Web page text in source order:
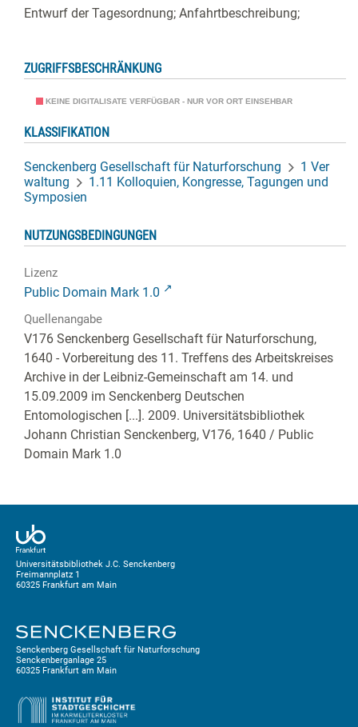
Entwurf der Tagesordnung; Anfahrtbeschreibung;
ZUGRIFFSBESCHRÄNKUNG
KEINE DIGITALISATE VERFÜGBAR - NUR VOR ORT EINSEHBAR
KLASSIFIKATION
Senckenberg Gesellschaft für Naturforschung
1 Ver
waltung
1.11 Kolloquien, Kongresse, Tagungen und
Symposien
NUTZUNGSBEDINGUNGEN
Lizenz
Public Domain Mark 1.0
Quellenangabe
V176 Senckenberg Gesellschaft für Naturforschung,
1640 - Vorbereitung des 11. Treffens des Arbeitskreises
Archive in der Leibniz-Gemeinschaft am 14. und
15.09.2009 im Senckenberg Deutschen
Entomologischen [...]. 2009. Universitätsbibliothek
Johann Christian Senckenberg, V176, 1640 / Public
Domain Mark 1.0
Universitätsbibliothek J.C. Senckenberg
Freimannplatz 1
60325 Frankfurt am Main
Senckenberg Gesellschaft für Naturforschung
Senckenberganlage 25
60325 Frankfurt am Main